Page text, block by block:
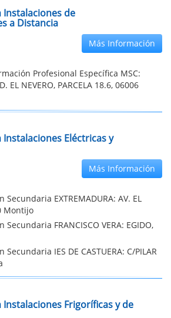
Instalaciones de
a Distancia
Más Información
Profesional Específica MSC:
EL NEVERO, PARCELA 18.6, 06006
Instalaciones Eléctricas y
Más Información
EXTREMADURA: AV. EL
Montijo
FRANCISCO VERA: EGIDO,
IES DE CASTUERA: C/PILAR
Instalaciones Frigoríficas y de